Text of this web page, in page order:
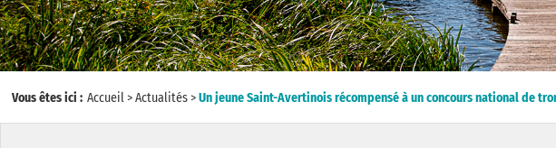
Vous êtes ici : Accueil>Actualités>Un jeune Saint-Avertinois récompensé à un concours national de